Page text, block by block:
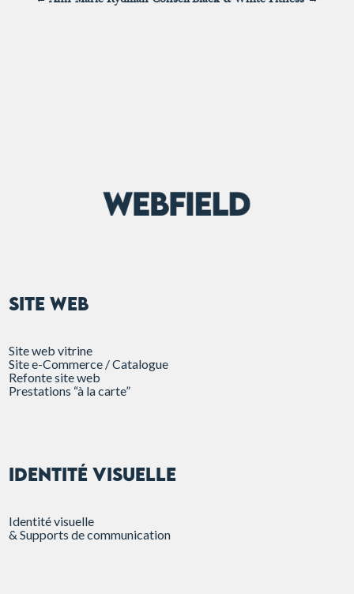
SITE WEB
Site web vitrine
Site e-Commerce / Catalogue
Refonte site web
Prestations “à la carte”
Identité visuelle
Identité visuelle
& Supports de communication